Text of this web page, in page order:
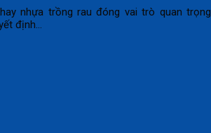
nhựa trồng rau đóng vai trò quan trọng
định...